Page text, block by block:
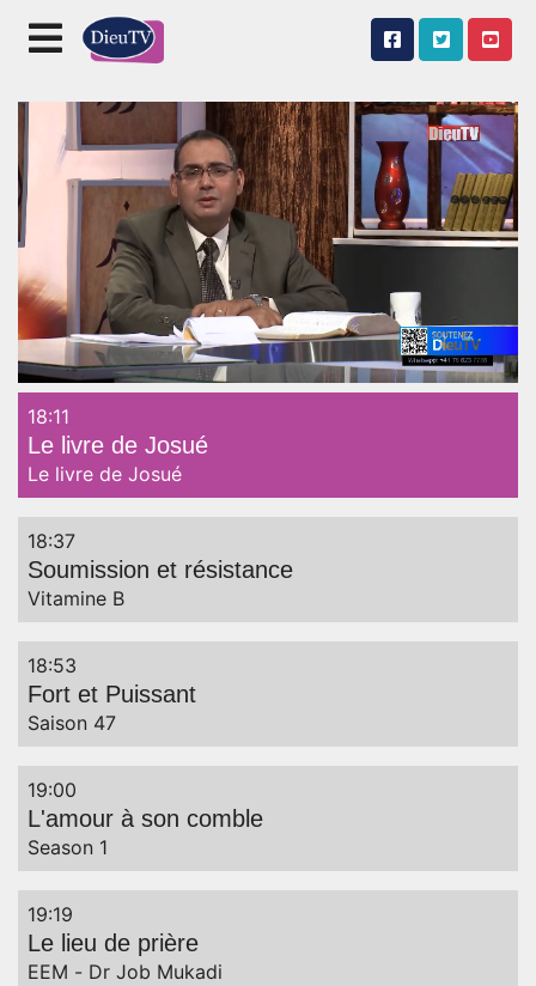
Captions
18:11
Le livre de Josué
Le livre de Josué
18:37
Soumission et résistance
Vitamine B
18:53
Fort et Puissant
Saison 47
19:00
L'amour à son comble
Season 1
19:19
Le lieu de prière
EEM - Dr Job Mukadi